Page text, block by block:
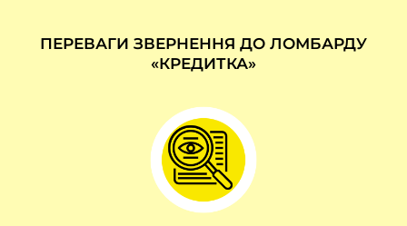
ПЕРЕВАГИ ЗВЕРНЕННЯ ДО ЛОМБАРДУ
«КРЕДИТКА»